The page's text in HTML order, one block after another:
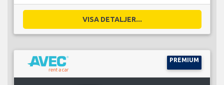
VISA DETALJER...
PREMIUM